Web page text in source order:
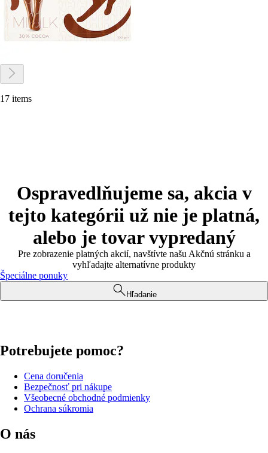
17 items
Ospravedlňujeme sa, akcia v
tejto kategórii už nie je platná,
alebo je tovar vypredaný
Pre zobrazenie platných akcií, navštívte našu Akčnú stránku a
vyhľadajte alternatívne produkty
Špeciálne ponuky
Hľadanie
Potrebujete pomoc?
Cena doručenia
Bezpečnosť pri nákupe
Všeobecné obchodné podmienky
Ochrana súkromia
O nás